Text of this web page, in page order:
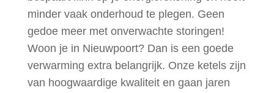
minder vaak onderhoud te plegen. Geen
gedoe meer met onverwachte storingen!
Woon je in Nieuwpoort? Dan is een goede
verwarming extra belangrijk. Onze ketels zijn
van hoogwaardige kwaliteit en gaan jaren